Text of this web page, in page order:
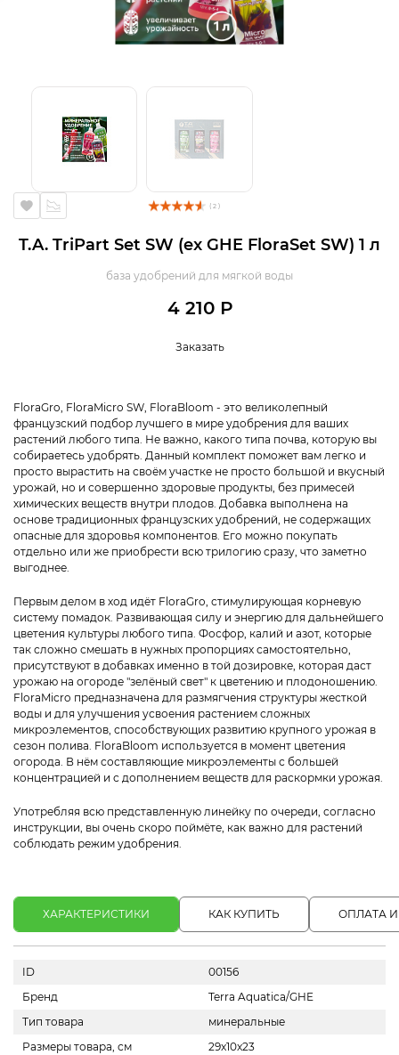
( 2 )
T.A. TriPart Set SW (ex GHE FloraSet SW) 1 л
база удобрений для мягкой воды
4 210 Р
Заказать
FloraGro, FloraMicro SW, FloraBloom - это великолепный
французский подбор лучшего в мире удобрения для ваших
растений любого типа. Не важно, какого типа почва, которую вы
собираетесь удобрять. Данный комплект поможет вам легко и
просто вырастить на своём участке не просто большой и вкусный
урожай, но и совершенно здоровые продукты, без примесей
химических веществ внутри плодов. Добавка выполнена на
основе традиционных французских удобрений, не содержащих
опасные для здоровья компонентов. Его можно покупать
отдельно или же приобрести всю трилогию сразу, что заметно
выгоднее.
Первым делом в ход идёт FloraGro, стимулирующая корневую
систему помадок. Развивающая силу и энергию для дальнейшего
цветения культуры любого типа. Фосфор, калий и азот, которые
так сложно смешать в нужных пропорциях самостоятельно,
присутствуют в добавках именно в той дозировке, которая даст
урожаю на огороде "зелёный свет" к цветению и плодоношению.
FloraMicro предназначена для размягчения структуры жесткой
воды и для улучшения усвоения растением сложных
микроэлементов, способствующих развитию крупного урожая в
сезон полива. FloraBloom используется в момент цветения
огорода. В нём составляющие микроэлементы с большей
концентрацией и с дополнением веществ для раскормки урожая.
Употребляя всю представленную линейку по очереди, согласно
инструкции, вы очень скоро поймёте, как важно для растений
соблюдать режим удобрения.
ХАРАКТЕРИСТИКИ КАК КУПИТЬ ОПЛАТА
ID
00156
Бренд
Terra Aquatica/GHE
Тип товара
минеральные
Размеры товара, см
29x10x23